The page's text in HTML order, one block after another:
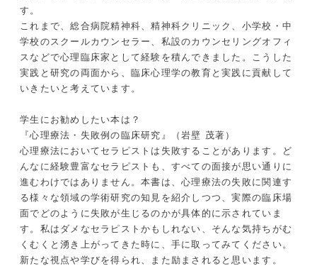
す。
これまで、総合病院精神科、精神科クリニック、小学校・中
学校のスクールカウンセラー、私設のカウンセリングオフィ
スなどで心理臨床家として経験を積んできました。こうした
実践と研究の両面から、臨床心理学の教育と実践に貢献して
いきたいと考えています。
学生にお勧めしたい本は？
『心理療法・失敗例の臨床研究』（岩壁 茂著）
心理療法においてセラピストは失敗することがあります。ど
んなに経験豊富なセラピストも、すべての面接が思い通りに
進むわけではありません。本書は、心理療法の失敗に関連す
る様々な領域の学術研究の知見を紹介しつつ、実際の臨床場
面でどのように失敗が生じるのかが具体的に示されていま
す。私はダメなセラピストかもしれない、そんな気持ちがむ
くむくと湧き上がってきた時に、手に取ってみてください。
新たな視点や学びを得られ、また励まされると思います。